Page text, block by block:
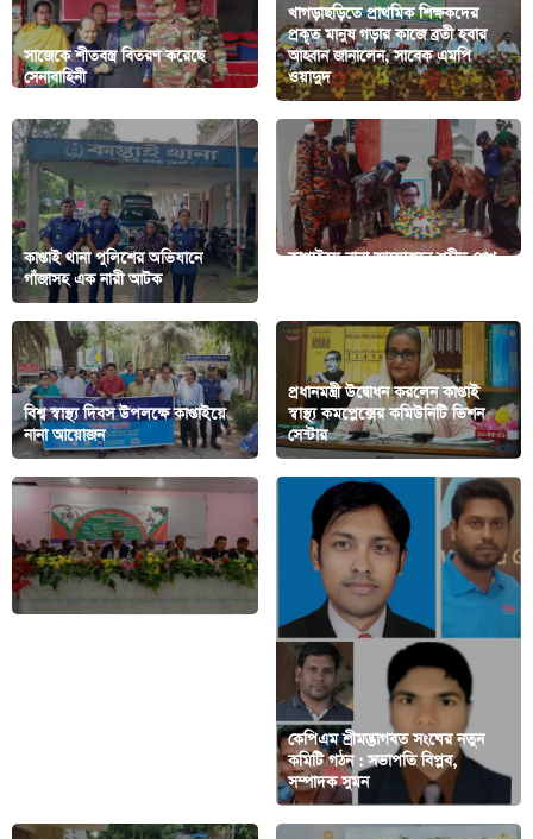
সাজেকে শীতবস্ত্র বিতরণ করেছে
সেনাবাহিনী
খাগড়াছড়িতে প্রাথমিক শিক্ষকদের
প্রকৃত মানুষ গড়ার কাজে ব্রতী হবার
আহ্বান জানালেন, সাবেক এমপি
ওয়াদুদ
কাপ্তাই থানা পুলিশের অভিযানে
গাঁজাসহ এক নারী আটক
কাপ্তাইয়ে নানা আয়োজনে শহীদ শেখ
বিশ্ব স্বাস্থ্য দিবস উপলক্ষে কাপ্তাইয়ে
নানা আয়োজন
প্রধানমন্ত্রী উদ্বোধন করলেন কাপ্তাই
স্বাস্থ্য কমপ্লেক্সের কমিউনিটি ভিশন
সেন্টার
কেপিএম শ্রীমদ্ভাগবত সংঘের নতুন
কমিটি গঠন : সভাপতি বিপ্লব,
সম্পাদক সুমন